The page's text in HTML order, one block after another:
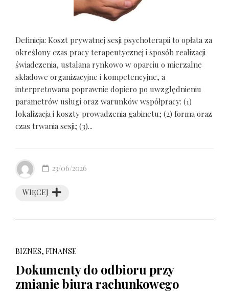
Definicja: Koszt prywatnej sesji psychoterapii to opłata za
określony czas pracy terapeutycznej i sposób realizacji
świadczenia, ustalana rynkowo w oparciu o mierzalne
składowe organizacyjne i kompetencyjne, a
interpretowana poprawnie dopiero po uwzględnieniu
parametrów usługi oraz warunków współpracy: (1)
lokalizacja i koszty prowadzenia gabinetu; (2) forma oraz
czas trwania sesji; (3)...
WIĘCEJ
23/06/2026
BIZNES, FINANSE
Dokumenty do odbioru przy
zmianie biura rachunkowego